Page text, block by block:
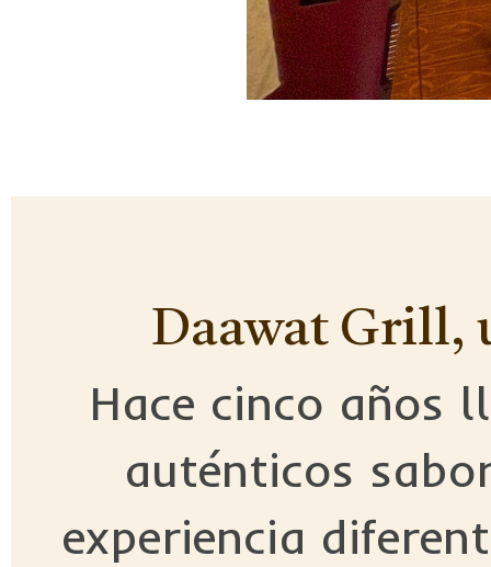
Daawat Grill,
Hace cinco años
auténticos
experiencia